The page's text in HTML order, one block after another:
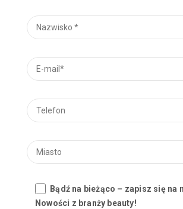
Bądź na bieżąco – zapisz się na
Nowości z branży beauty!